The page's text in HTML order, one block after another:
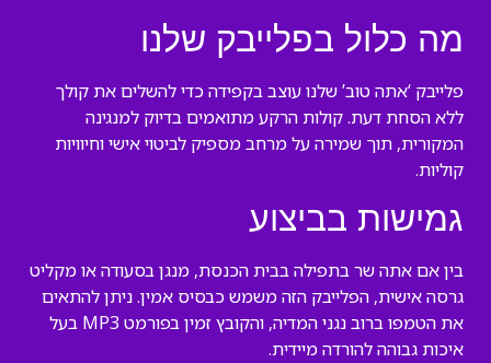
מה כלול בפלייבק שלנו
פלייבק ‘אתה טוב’ שלנו עוצב בקפידה כדי להשלים את קולך
ללא הסחת דעת. קולות הרקע מתואמים בדיוק למנגינה
המקורית, תוך שמירה על מרחב מספיק לביטוי אישי וחיוויות
קוליות.
גמישות בביצוע
בין אם אתה שר בתפילה בבית הכנסת, מנגן בסעודה או מקליט
גרסה אישית, הפלייבק הזה משמש כבסיס אמין. ניתן להתאים
את הטמפו ברוב נגני המדיה, והקובץ זמין בפורמט MP3 בעל
איכות גבוהה להורדה מיידית.